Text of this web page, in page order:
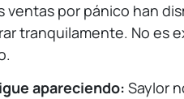
ventas por pánico han
tranquilamente. No es
apareciendo: Saylor